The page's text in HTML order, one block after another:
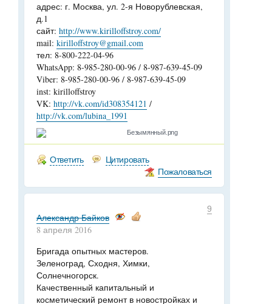
адрес: г. Москва, ул. 2-я Новорублевская,
д.1
сайт: http://www.kirilloffstroy.com/
mail: kirilloffstroy@gmail.com
тел: 8-800-222-04-96
WhatsApp: 8-985-280-00-96 / 8-987-639-45-09
Viber: 8-985-280-00-96 / 8-987-639-45-09
inst: kirilloffstroy
VK: http://vk.com/id308354121 /
http://vk.com/lubina_1991
Безымянный.png
Ответить
Цитировать
Пожаловаться
9
Александр Байков
8 апреля 2016
Бригада опытных мастеров.
Зеленоград, Сходня, Химки,
Солнечногорск.
Качественный капитальный и
косметический ремонт в новостройках и